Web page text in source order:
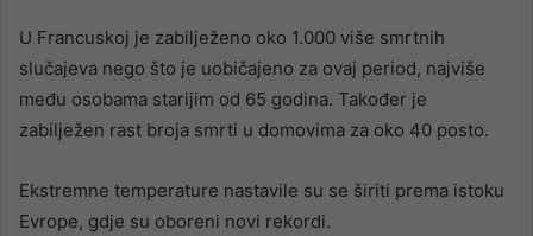
U Francuskoj je zabilježeno oko 1.000 više smrtnih
slučajeva nego što je uobičajeno za ovaj period, najviše
među osobama starijim od 65 godina. Također je
zabilježen rast broja smrti u domovima za oko 40 posto.
Ekstremne temperature nastavile su se širiti prema istoku
Evrope, gdje su oboreni novi rekordi.